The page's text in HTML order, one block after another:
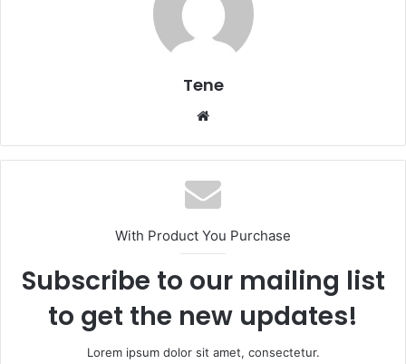
Tene
Website
With Product You Purchase
Subscribe to our mailing list
to get the new updates!
Lorem ipsum dolor sit amet, consectetur.